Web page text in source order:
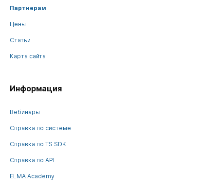
Партнерам
Цены
Статьи
Карта сайта
Информация
Вебинары
Справка по системе
Справка по TS SDK
Справка по API
ELMA Academy